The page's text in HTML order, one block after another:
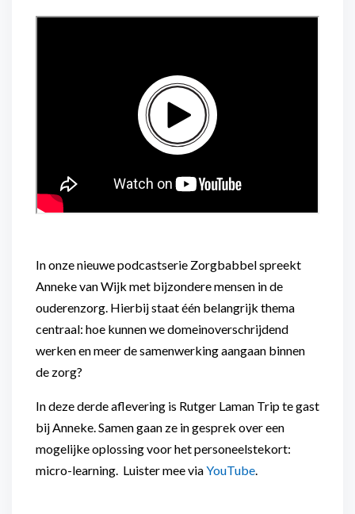
In onze nieuwe podcastserie Zorgbabbel spreekt
Anneke van Wijk met bijzondere mensen in de
ouderenzorg. Hierbij staat één belangrijk thema
centraal: hoe kunnen we domeinoverschrijdend
werken en meer de samenwerking aangaan binnen
de zorg?
In deze derde aflevering is Rutger Laman Trip te gast
bij Anneke. Samen gaan ze in gesprek over een
mogelijke oplossing voor het personeelstekort:
micro-learning. Luister mee viaYouTube.